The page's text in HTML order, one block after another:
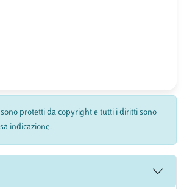
protetti da copyright e tutti i diritti sono
indicazione.